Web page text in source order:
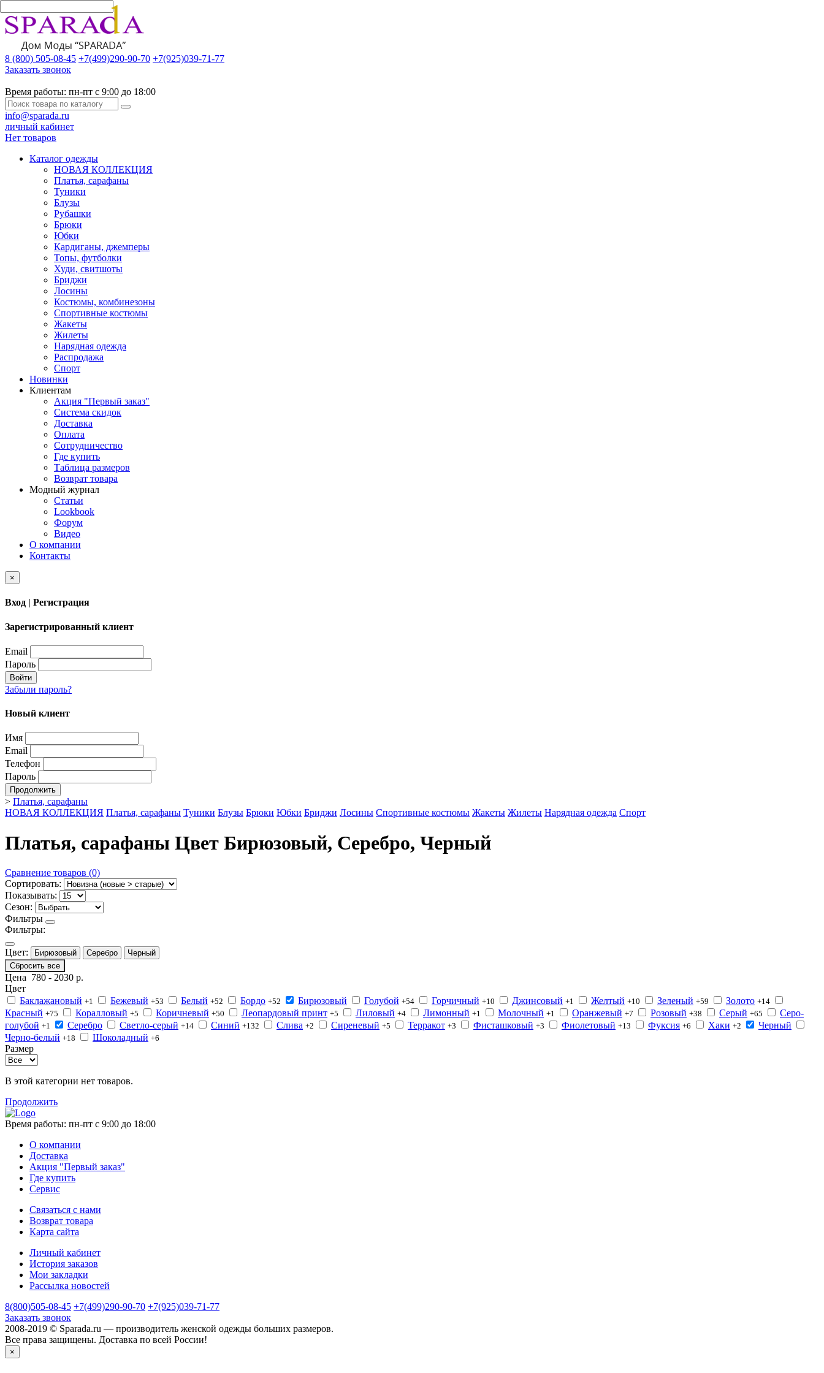
8 (800) 505-08-45 +7(499)290-90-70 +7(925)039-71-77
Заказать звонок
Время работы: пн-пт с 9:00 до 18:00
info@sparada.ru
личный кабинет
Нет товаров
Каталог одежды
НОВАЯ КОЛЛЕКЦИЯ
Платья, сарафаны
Туники
Блузы
Рубашки
Брюки
Юбки
Кардиганы, джемперы
Топы, футболки
Худи, свитшоты
Бриджи
Лосины
Костюмы, комбинезоны
Спортивные костюмы
Жакеты
Жилеты
Нарядная одежда
Распродажа
Спорт
Новинки
Клиентам
Акция "Первый заказ"
Система скидок
Доставка
Оплата
Сотрудничество
Где купить
Таблица размеров
Возврат товара
Модный журнал
Статьи
Lookbook
Форум
Видео
О компании
Контакты
×
Вход | Регистрация
Зарегистрированный клиент
Email
Пароль
Войти
Забыли пароль?
Новый клиент
Имя
Email
Телефон
Пароль
Продолжить
> Платья, сарафаны
НОВАЯ КОЛЛЕКЦИЯ Платья, сарафаны Туники Блузы Брюки Юбки Бриджи Лосины Спортивные костюмы Жакеты Жилеты Нарядная одежда Спорт
Платья, сарафаны Цвет Бирюзовый, Серебро, Черный
Сравнение товаров (0)
Сортировать:
Показывать:
Сезон:
Фильтры
Фильтры:
Цвет: Бирюзовый Серебро
Черный
Сбросить все
Цена 780 - 2030 р.
Цвет
Баклажановый +1 Бежевый +53 Белый +52 Бордо +52 Бирюзовый Голубой +54 Горчичный +10 Джинсовый +1 Желтый +10 Зеленый +59 Золото +14
Красный +75 Коралловый +5 Коричневый +50 Леопардовый принт +5 Лиловый +4 Лимонный +1 Молочный +1 Оранжевый +7 Розовый +38 Серый +65
Серо-
голубой +1 Серебро Светло-серый +14 Синий +132 Слива +2 Сиреневый +5 Терракот +3 Фисташковый +3 Фиолетовый +13 Фуксия +6 Хаки +2
Черный
Черно-белый +18 Шоколадный +6
Размер
В этой категории нет товаров.
Продолжить
Время работы: пн-пт с 9:00 до 18:00
О компании
Доставка
Акция "Первый заказ"
Где купить
Сервис
Связаться с нами
Возврат товара
Карта сайта
Личный кабинет
История заказов
Мои закладки
Рассылка новостей
8(800)505-08-45 +7(499)290-90-70 +7(925)039-71-77
Заказать звонок
2008-2019 © Sparada.ru — производитель женской одежды больших размеров.
Все права защищены. Доставка по всей России!
×